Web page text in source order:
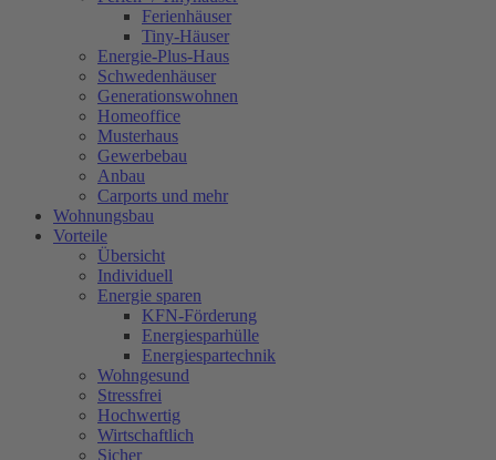
Ferienhäuser
Tiny-Häuser
Energie-Plus-Haus
Schwedenhäuser
Generationswohnen
Homeoffice
Musterhaus
Gewerbebau
Anbau
Carports und mehr
Wohnungsbau
Vorteile
Übersicht
Individuell
Energie sparen
KFN-Förderung
Energiesparhülle
Energiespartechnik
Wohngesund
Stressfrei
Hochwertig
Wirtschaftlich
Sicher